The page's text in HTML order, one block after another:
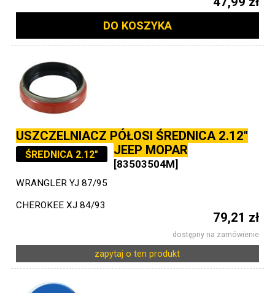
DO KOSZYKA
USZCZELNIACZ PÓŁOSI ŚREDNICA 2.12"
JEEP MOPAR
ŚREDNICA 2.12"
[83503504M]
WRANGLER YJ 87/95
CHEROKEE XJ 84/93
79,21 zł
dostępny na zamówienie
zapytaj o ten produkt